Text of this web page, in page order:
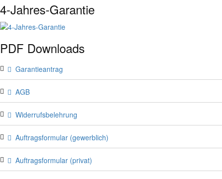
4-Jahres-Garantie
PDF Downloads
Garantieantrag
AGB
Widerrufsbelehrung
Auftragsformular (gewerblich)
Auftragsformular (privat)